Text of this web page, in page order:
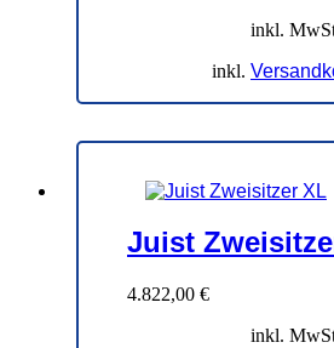
inkl.
inkl.
Juist
4.822,00 €
inkl.